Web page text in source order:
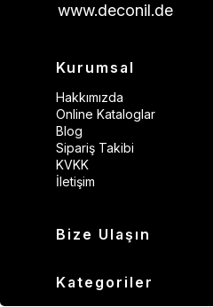
www.deconil.de
Kurumsal
Hakkımızda
Online Kataloglar
Blog
Sipariş Takibi
KVKK
İletişim
Bize Ulaşın
Kategoriler